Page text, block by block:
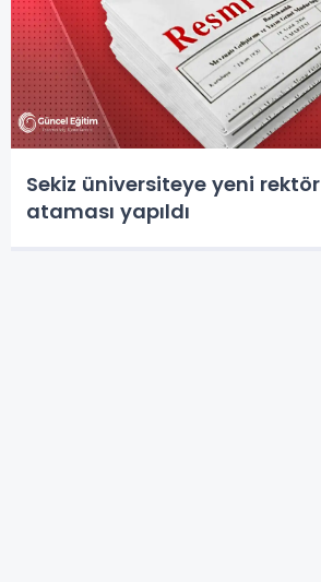
Sekiz üniversiteye yeni rektör
ataması yapıldı